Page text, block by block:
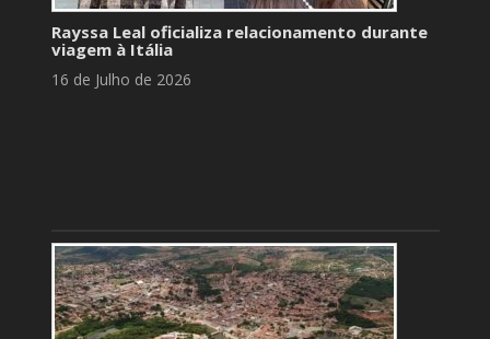
Rayssa Leal oficializa relacionamento durante
viagem à Itália
16 de Julho de 2026